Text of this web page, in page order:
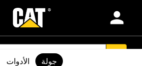
person
الأدوات جولة